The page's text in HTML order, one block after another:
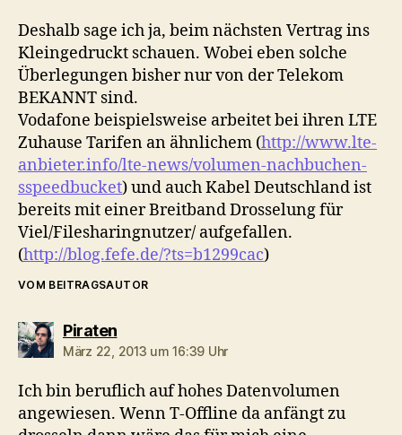
Deshalb sage ich ja, beim nächsten Vertrag ins
Kleingedruckt schauen. Wobei eben solche
Überlegungen bisher nur von der Telekom
BEKANNT sind.
Vodafone beispielsweise arbeitet bei ihren LTE
Zuhause Tarifen an ähnlichem (http://www.lte-
anbieter.info/lte-news/volumen-nachbuchen-
sspeedbucket) und auch Kabel Deutschland ist
bereits mit einer Breitband Drosselung für
Viel/Filesharingnutzer/ aufgefallen.
(http://blog.fefe.de/?ts=b1299cac)
VOM BEITRAGSAUTOR
Piratensagt:
März 22, 2013 um 16:39 Uhr
Ich bin beruflich auf hohes Datenvolumen
angewiesen. Wenn T-Offline da anfängt zu